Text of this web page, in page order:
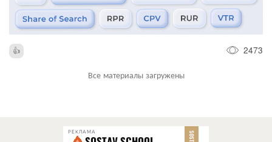
2473
Все материалы загружены
РЕКЛАМА